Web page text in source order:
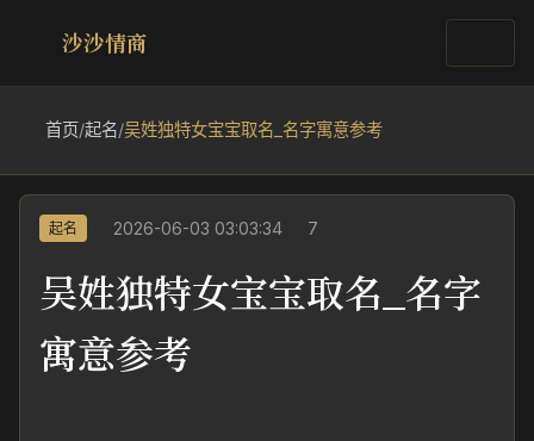
沙沙情商
首页/起名/吴姓独特女宝宝取名_名字寓意参考
起名 2026-06-03 03:03:34 7
吴姓独特女宝宝取名_名字
寓意参考